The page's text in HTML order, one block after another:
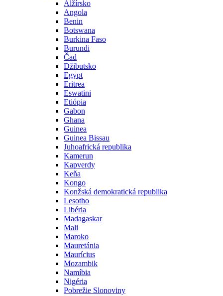
Alžírsko
Angola
Benin
Botswana
Burkina Faso
Burundi
Čad
Džibutsko
Egypt
Eritrea
Eswatini
Etiópia
Gabon
Ghana
Guinea
Guinea Bissau
Juhoafrická republika
Kamerun
Kapverdy
Keňa
Kongo
Konžská demokratická republika
Lesotho
Libéria
Madagaskar
Mali
Maroko
Mauretánia
Maurícius
Mozambik
Namíbia
Nigéria
Pobrežie Slonoviny